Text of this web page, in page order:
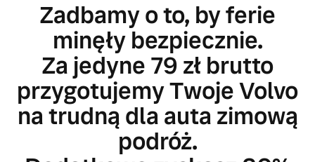
Zadbamy o to, by ferie
minęły bezpiecznie.
Za jedyne 79 zł brutto
przygotujemy Twoje Volvo
na trudną dla auta zimową
podróż.